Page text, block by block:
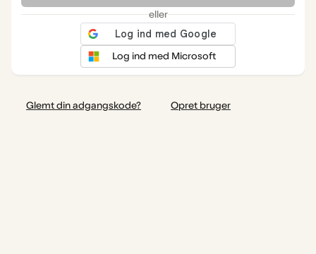
eller
Log ind med Microsoft
Glemt din adgangskode? Opret bruger